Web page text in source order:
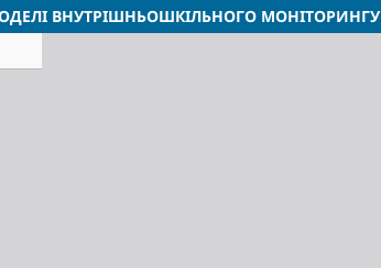
ВНУТРІШНЬОШКІЛЬНОГО МОНІТОРИНГУ